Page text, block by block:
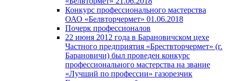
Конкурс профессионального мастерства
ОАО «Белвторчермет» 01.06.2018
Почерк профессионалов
22 июня 2012 года в Барановичском цехе
Частного предприятия «Брествторчермет» (г.
Барановичи) был проведен конкурс
профессионального мастерства на звание
«Лучший по профессии» газорезчик